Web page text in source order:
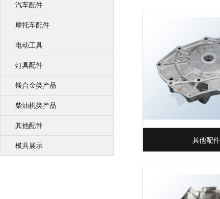
汽车配件
摩托车配件
电动工具
灯具配件
镁合金类产品
柴油机类产品
其他配件
模具展示
其他配